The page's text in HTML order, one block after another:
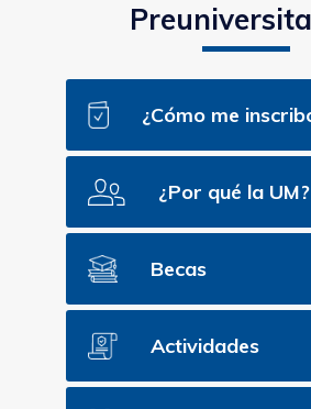
¿Cómo me
¿Por qué la UM?
Becas
Actividades